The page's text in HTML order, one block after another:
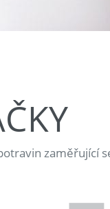
zaměřující